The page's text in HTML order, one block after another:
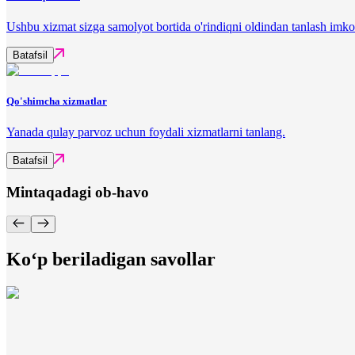
Ushbu xizmat sizga samolyot bortida o'rindiqni oldindan tanlash
Batafsil
Qo'shimcha xizmatlar
Yanada qulay parvoz uchun foydali xizmatlarni tanlang.
Batafsil
Mintaqadagi ob-havo
Ko‘p beriladigan savollar